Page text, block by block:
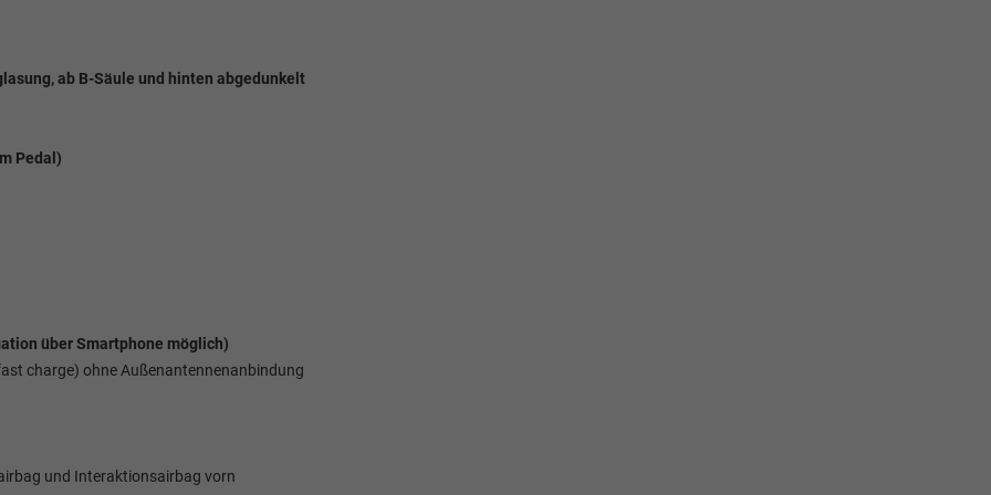
ab B-Säule und hinten abgedunkelt
Pedal)
über Smartphone möglich)
charge) ohne Außenantennenanbindung
und Interaktionsairbag vorn